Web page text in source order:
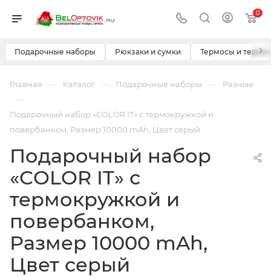
0
Подарочные наборы Рюкзаки и сумки Термосы и ›
Главная — Каталог — Подарочные наборы — Разные
—
Подарочный набор «COLOR IT» с термокружкой и
повербанком, Размер 10000 mAh, Цвет серый
Подарочный набор
«COLOR IT» с
термокружкой и
повербанком,
Размер 10000 mAh,
Цвет серый